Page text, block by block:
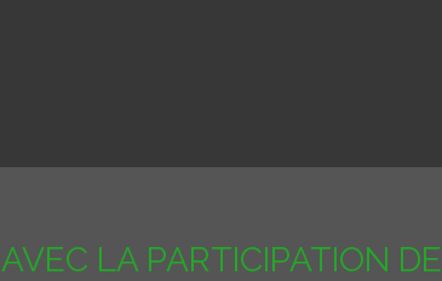
AVEC LA PARTICIPATION DE